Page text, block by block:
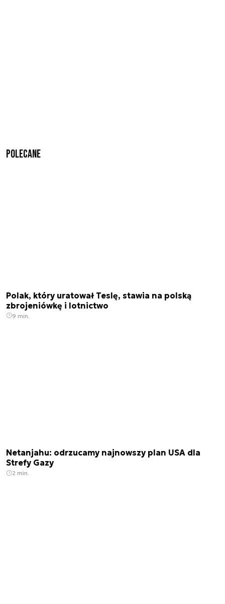
Polecane
Polak, który uratował Teslę, stawia na polską
zbrojeniówkę i lotnictwo
9 min.
Netanjahu: odrzucamy najnowszy plan USA dla
Strefy Gazy
2 min.